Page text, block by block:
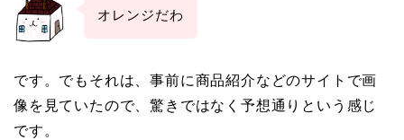
オレンジだわ
です。でもそれは、事前に商品紹介などのサイトで画
像を見ていたので、驚きではなく予想通りという感じ
です。